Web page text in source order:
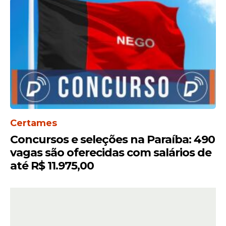
Certames
Concursos e seleções na Paraíba: 490
vagas são oferecidas com salários de
até R$ 11.975,00